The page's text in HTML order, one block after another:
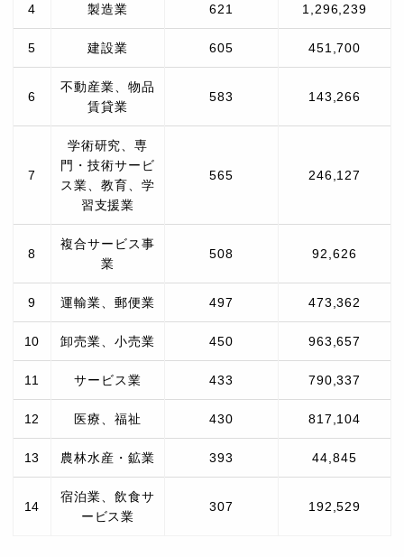
4 製造業 621 1,296,239
5 建設業 605 451,700
6
不動産業、物品
賃貸業
583 143,266
7
学術研究、専
門・技術サービ
ス業、教育、学
習支援業
565 246,127
8
複合サービス事
業
508 92,626
9 運輸業、郵便業 497 473,362
10 卸売業、小売業 450 963,657
11 サービス業 433 790,337
12 医療、福祉 430 817,104
13 農林水産・鉱業 393 44,845
14
宿泊業、飲食サ
ービス業
307 192,529